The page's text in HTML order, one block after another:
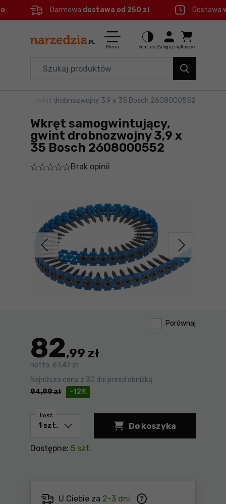
Menu główne
Informacje o produkcie
Do koszyka
Szczegółowe informacje
Darmowa dostawa od 250 zł Dostawa
Menu KontrastZaloguj się Koszyk
Elektronarzędzia
Akcesoria
gwint drobnozwojny 3,9 x 35 Bosch 2608000552
Wkręt samogwintujący,
gwint drobnozwojny 3,9 x
35 Bosch 2608000552
Brak opinii
Porównaj
82,99 zł
netto: 67,47 zł
-12%
Najniższa cena z 30 dni przed obniżką
94,99zł
Ilość
Do koszyka
Wkręt
Dostępne: 5 szt.
U Ciebie za 2-3 dni